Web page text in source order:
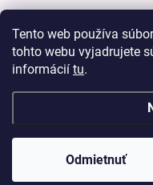
Tento web používa
tohto webu vyjadrujete
informácií tu.
Odmietnuť
Nedeľa zatvorené
Copyright 2026BABY DREAM.